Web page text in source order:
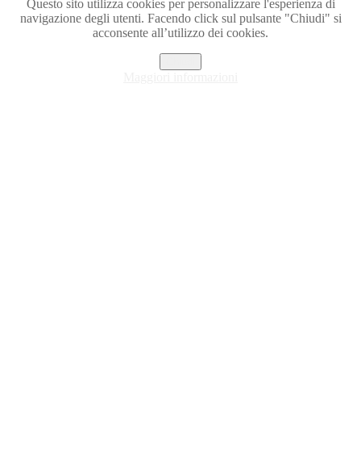
Questo sito utilizza cookies per personalizzare l'esperienza di
navigazione degli utenti. Facendo click sul pulsante "Chiudi" si
acconsente all’utilizzo dei cookies.